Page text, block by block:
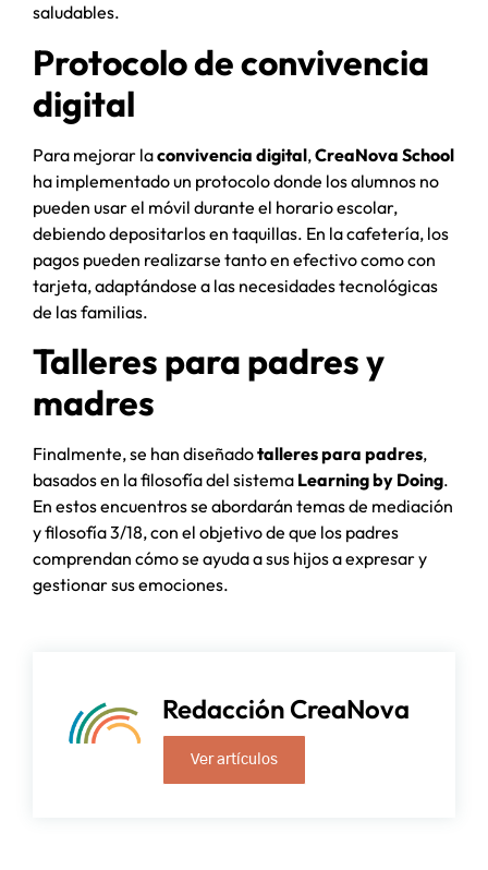
saludables.
Protocolo de convivencia
digital
Para mejorar laconvivencia digital,CreaNova School
ha implementado un protocolo donde los alumnos no
pueden usar el móvil durante el horario escolar,
debiendo depositarlos en taquillas. En la cafetería, los
pagos pueden realizarse tanto en efectivo como con
tarjeta, adaptándose a las necesidades tecnológicas
de las familias.
Talleres para padres y
madres
Finalmente, se han diseñadotalleres para padres,
basados en la filosofía del sistema Learning by Doing.
En estos encuentros se abordarán temas de mediación
y filosofía 3/18, con el objetivo de que los padres
comprendan cómo se ayuda a sus hijos a expresar y
gestionar sus emociones.
Redacción CreaNova
Ver artículos